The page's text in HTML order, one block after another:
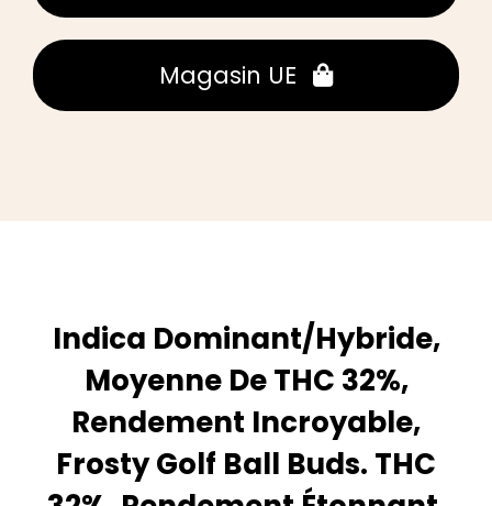
Magasin UE
Indica Dominant/Hybride,
Moyenne De THC 32%,
Rendement Incroyable,
Frosty Golf Ball Buds. THC